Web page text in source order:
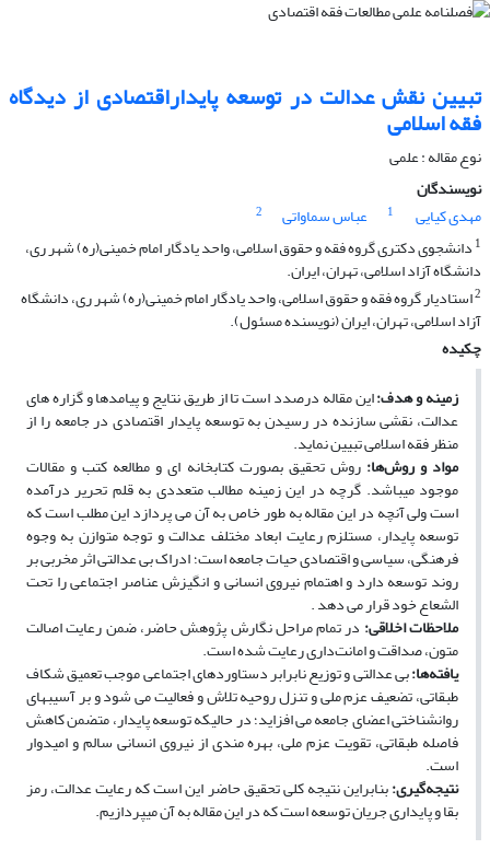
تبیین نقش عدالت در توسعه پایداراقتصادی از دیدگاه
فقه اسلامی
نوع مقاله : علمی
نویسندگان
مهدی کیایی
1 عباس سماواتی
2
1 دانشجوی دکتری گروه فقه و حقوق اسلامی، واحد یادگار امام خمینی(ره) شهر ری،
دانشگاه آزاد اسلامی، تهران، ایران.
2استادیار گروه فقه و حقوق اسلامی، واحد یادگار امام خمینی(ره) شهر ری، دانشگاه
آزاد اسلامی، تهران، ایران (نویسنده مسئول).
چکیده
زمینه و هدف:این مقاله درصدد است تا از طریق نتایج و پیامدها و گزاره های
عدالت، نقشی سازنده در رسیدن به توسعه پایدار اقتصادی در جامعه را از
منظر فقه اسلامی تبیین نماید.
مواد و روش‌ها: روش تحقیق بصورت کتابخانه ای و مطالعه کتب و مقالات
موجود می‏باشد. گرچه در این زمینه مطالب متعددی به قلم تحریر درآمده
است ولی آنچه در این مقاله به طور خاص به آن می پردازد این مطلب است که
توسعه پایدار، مستلزم رعایت ابعاد مختلف عدالت و توجه متوازن به وجوه
فرهنگی، سیاسی و اقتصادی حیات جامعه است؛ ادراک بی عدالتی اثر مخربی بر
روند توسعه دارد و اهتمام نیروی انسانی و انگیزش عناصر اجتماعی را تحت
الشعاع خود قرار می دهد .
ملاحظات اخلاقی: در تمام مراحل نگارش پژوهش حاضر، ضمن رعایت اصالت
متون، صداقت و امانت‌داری رعایت شده است.
یافته‌ها:بی عدالتی و توزیع نابرابر دستاوردهای اجتماعی موجب تعمیق شکاف
طبقاتی، تضعیف عزم ملی و تنزل روحیه تلاش و فعالیت می شود و بر آسیب‏های
روانشناختی اعضای جامعه می افزاید؛ در حالیکه توسعه پایدار، متضمن کاهش
فاصله طبقاتی، تقویت عزم ملی، بهره مندی از نیروی انسانی سالم و امیدوار
است.
نتیجه‌گیری:بنابراین نتیجه کلی تحقیق حاضر این است که رعایت عدالت، رمز
بقا و پایداری جریان توسعه است که در این مقاله به آن می‏پردازیم.